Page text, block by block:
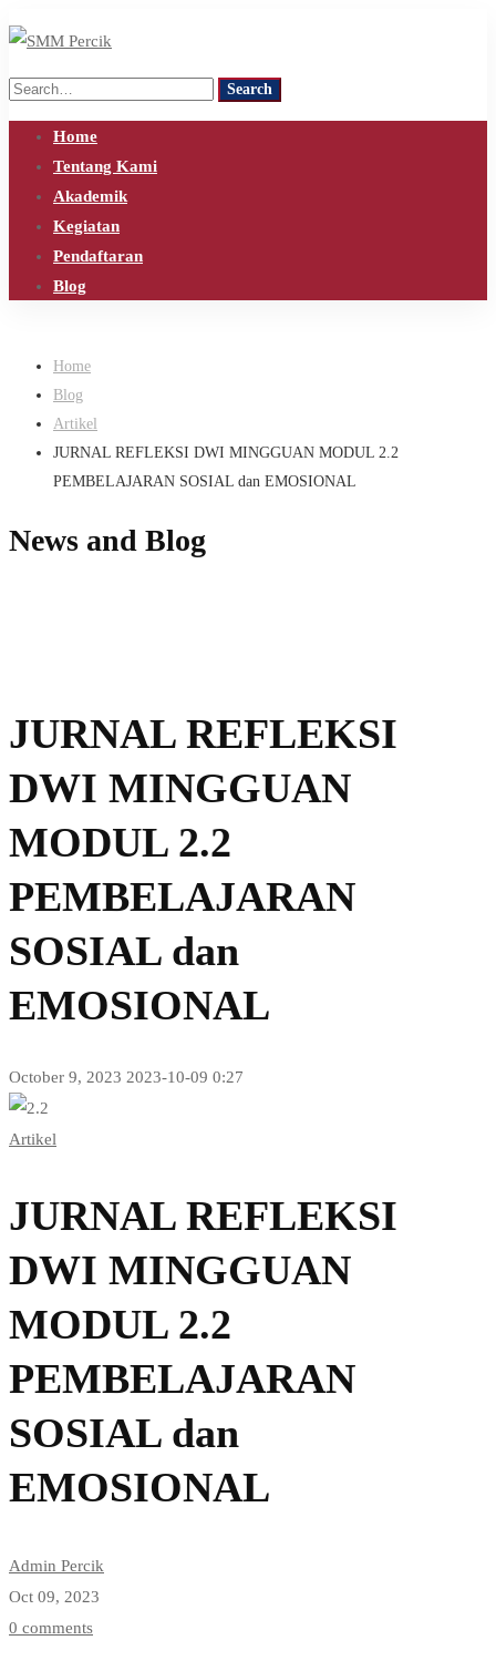
Search
for:
Search
Home
Tentang Kami
Akademik
Kegiatan
Pendaftaran
Blog
Home
Blog
Artikel
JURNAL REFLEKSI DWI MINGGUAN MODUL 2.2
PEMBELAJARAN SOSIAL dan EMOSIONAL
News and Blog
JURNAL REFLEKSI
DWI MINGGUAN
MODUL 2.2
PEMBELAJARAN
SOSIAL dan
EMOSIONAL
October 9, 2023 2023-10-09 0:27
JURNAL
DWI
MINGGUAN
MODUL
2.2
PEMBELAJARAN
SOSIAL
dan
EMOSIONAL
Artikel
JURNAL REFLEKSI
DWI MINGGUAN
MODUL 2.2
PEMBELAJARAN
SOSIAL dan
EMOSIONAL
Admin Percik
Oct 09, 2023
0 comments